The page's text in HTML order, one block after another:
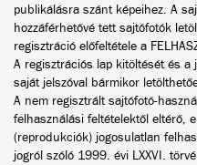
publikálásra szánt képeihez. A
hozzáférhetővé tett sajtófotók
regisztráció előfeltétele a
A regisztrációs lap kitöltését és a
saját jelszóval bármikor
A nem regisztrált sajtófotó-
felhasználási feltételektől eltérő,
(reprodukciók) jogosulatlan
jogról szóló 1999. évi LXXVI.